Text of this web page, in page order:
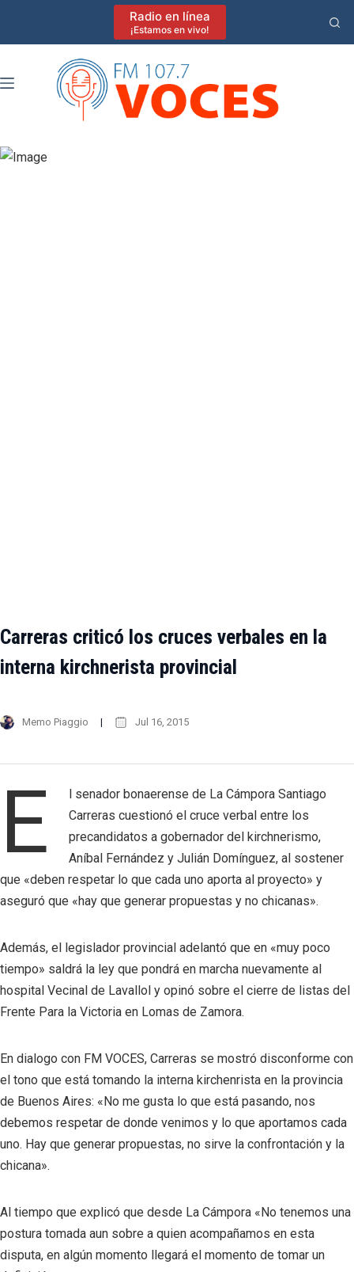
Radio en línea
¡Estamos en vivo!
Carreras criticó los cruces verbales en la
interna kirchnerista provincial
Memo Piaggio Jul 16, 2015
E
l senador bonaerense de La Cámpora Santiago
Carreras cuestionó el cruce verbal entre los
precandidatos a gobernador del kirchnerismo,
Aníbal Fernández y Julián Domínguez, al sostener
que «deben respetar lo que cada uno aporta al proyecto» y
aseguró que «hay que generar propuestas y no chicanas».
Además, el legislador provincial adelantó que en «muy poco
tiempo» saldrá la ley que pondrá en marcha nuevamente al
hospital Vecinal de Lavallol y opinó sobre el cierre de listas del
Frente Para la Victoria en Lomas de Zamora.
En dialogo con FM VOCES, Carreras se mostró disconforme con
el tono que está tomando la interna kirchenrista en la provincia
de Buenos Aires: «No me gusta lo que está pasando, nos
debemos respetar de donde venimos y lo que aportamos cada
uno. Hay que generar propuestas, no sirve la confrontación y la
chicana».
Al tiempo que explicó que desde La Cámpora «No tenemos una
postura tomada aun sobre a quien acompañamos en esta
disputa, en algún momento llegará el momento de tomar un